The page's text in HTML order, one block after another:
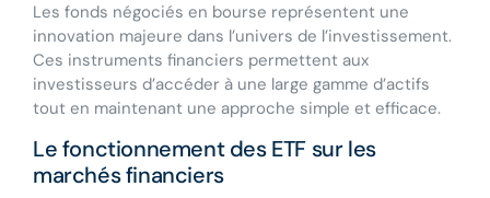
Les fonds négociés en bourse représentent une
innovation majeure dans l’univers de l’investissement.
Ces instruments financiers permettent aux
investisseurs d’accéder à une large gamme d’actifs
tout en maintenant une approche simple et efficace.
Le fonctionnement des ETF sur les
marchés financiers